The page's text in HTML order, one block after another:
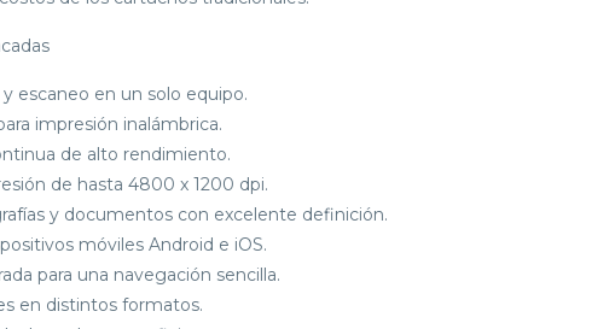
escaneo en un solo equipo.
impresión inalámbrica.
de alto rendimiento.
de hasta 4800 x 1200 dpi.
y documentos con excelente definición.
móviles Android e iOS.
para una navegación sencilla.
en distintos formatos.